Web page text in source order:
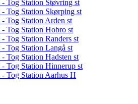
Tog Station Støvring st
Tog Station Skørping st
Tog Station Arden st
Tog Station Hobro st
Tog Station Randers st
Tog Station Langå st
Tog Station Hadsten st
Tog Station Hinnerup st
Tog Station Aarhus H